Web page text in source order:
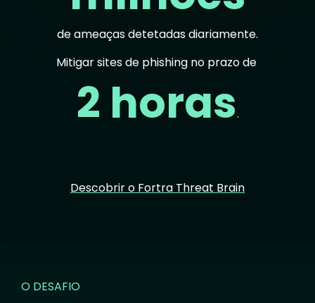
de ameaças detetadas diariamente.
Mitigar sites de phishing no prazo de
2 horas.
Descobrir o Fortra Threat Brain
O DESAFIO